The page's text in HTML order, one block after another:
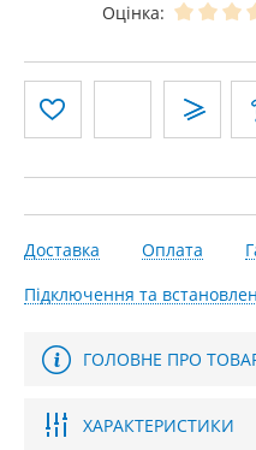
Оцінка:
Доставка Оплата
Підключення та
ГОЛОВНЕ ПРО
ХАРАКТЕРИСТИКИ